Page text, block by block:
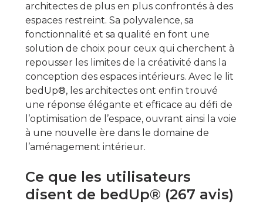
architectes de plus en plus confrontés à des
espaces restreint. Sa polyvalence, sa
fonctionnalité et sa qualité en font une
solution de choix pour ceux qui cherchent à
repousser les limites de la créativité dans la
conception des espaces intérieurs. Avec le lit
bedUp®, les architectes ont enfin trouvé
une réponse élégante et efficace au défi de
l’optimisation de l’espace, ouvrant ainsi la voie
à une nouvelle ère dans le domaine de
l’aménagement intérieur.
Ce que les utilisateurs
disent de bedUp® (267 avis)